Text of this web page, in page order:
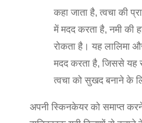
कहा जाता है, त्वचा की
में मदद करता है, नमी की
रोकता है। यह लालिमा
मदद करता है, जिससे यह
त्वचा को सुखद बनाने के
अपनी स्किनकेयर को समाप्त